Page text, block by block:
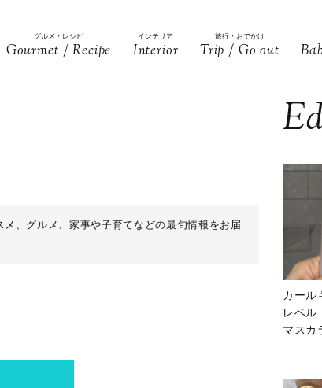
グルメ・レシピ
Gourmet / Recipe
インテリア
Interior
旅行・おでかけ
Trip / Go out
、グルメ、家事や子育てなどの最旬情報をお届
カール
レベル
マスカ